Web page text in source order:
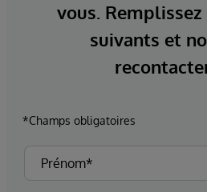
vous.
suivants et
*Champs obligatoires